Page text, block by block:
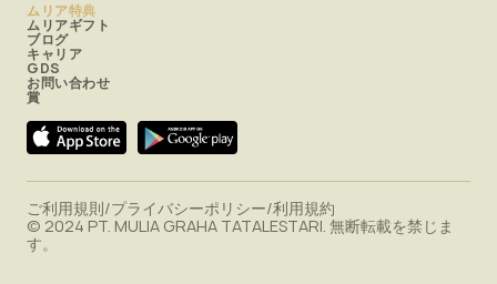
ムリア特典
ムリアギフト
ブログ
キャリア
GDS
お問い合わせ
賞
© 2024 PT. MULIA GRAHA TATALESTARI. 無断転載を禁じま
す。
ご利用規則/プライバシーポリシー/利用規約